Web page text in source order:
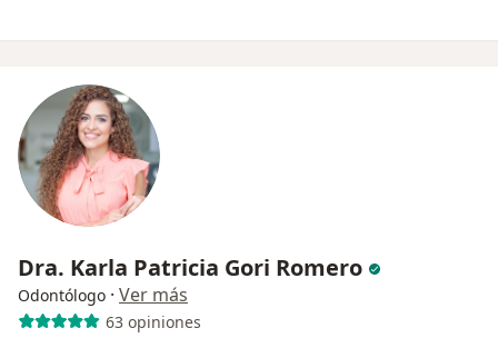
Dra. Karla Patricia Gori Romero
Odontólogo · Ver más
63 opiniones